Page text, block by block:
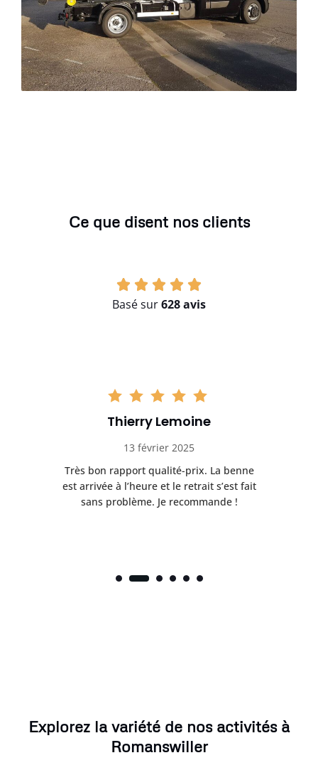
Ce que disent nos clients
Basé sur628 avis
Thierry Lemoine
13 février 2025
Très bon rapport qualité-prix. La benne
est arrivée à l’heure et le retrait s’est fait
sans problème. Je recommande !
Explorez la variété de nos activités à
Romanswiller